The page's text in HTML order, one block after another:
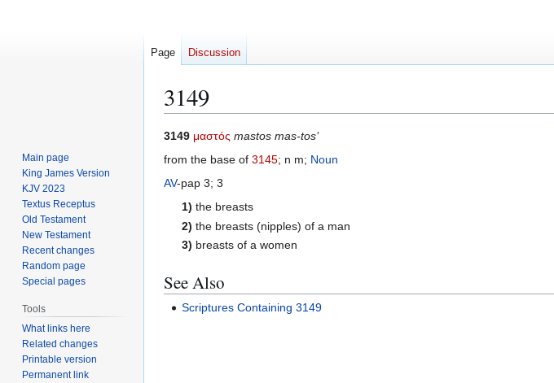
3149
Jump
to
Jump
to
3149 μαστός mastos mas-tos’
from the base of 3145; n m; Noun
AV-pap 3; 3
1) the breasts
2) the breasts (nipples) of a man
3) breasts of a women
See Also
Scriptures Containing 3149
Page Discussion
Main page
King James Version
KJV 2023
Textus Receptus
Old Testament
New Testament
Recent changes
Random page
Special pages
Tools
What links here
Related changes
Printable version
Permanent link